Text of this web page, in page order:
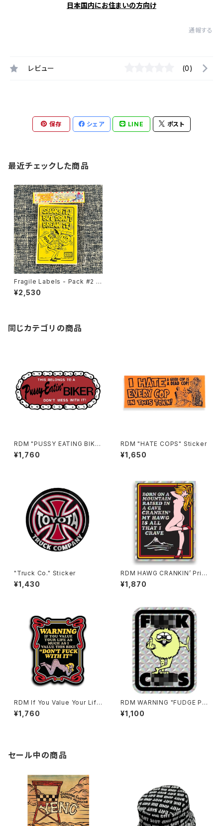
日本国内にお住まいの方向け
通報する
レビュー (0)
保存 シェア LINE ポスト
最近チェックした商品
Fragile Labels - Pack #2 b
y Burrito Breath
¥2,530
同じカテゴリの商品
RDM "PUSSY EATING BIKE
R" Reflective Sticker
¥1,760
RDM "HATE COPS" Sticker
¥1,650
"Truck Co." Sticker
¥1,430
RDM HAWG CRANKIN’ Pris
m Sticker, 3.5"
¥1,870
RDM If You Value Your Life
Glitter
¥1,760
RDM WARNING "FUDGE PO
PO" Sticker
¥1,100
セール中の商品